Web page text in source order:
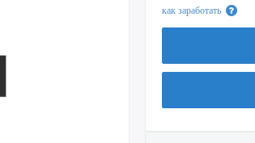
как заработать